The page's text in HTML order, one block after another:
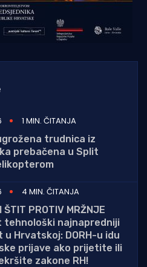
1 MIN. ČITANJA
trudnica iz
prebačena u Split
4 MIN. ČITANJA
ŠTIT PROTIV MRŽNJE
tehnološki najnapredniji
u Hrvatskoj: DORH-u idu
prijave ako prijetite ili
zakone RH!